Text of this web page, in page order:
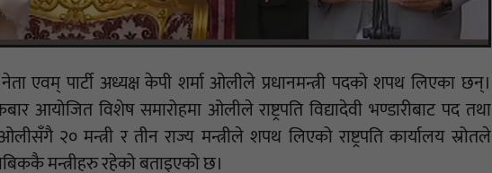
एवम् पार्टी अध्यक्ष केपी शर्मा ओलीले प्रधानमन्त्री पदको शपथ लिएका छन्।
आयोजित विशेष समारोहमा ओलीले राष्ट्रपति विद्यादेवी भण्डारीबाट पद तथा
२० मन्त्री र तीन राज्य मन्त्रीले शपथ लिएको राष्ट्रपति कार्यालय स्रोतले
मन्त्रीहरु रहेको बताइएको छ।